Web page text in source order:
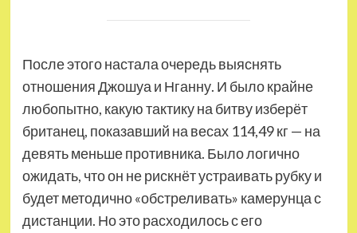
После этого настала очередь выяснять
отношения Джошуа и Нганну. И было крайне
любопытно, какую тактику на битву изберёт
британец, показавший на весах 114,49 кг — на
девять меньше противника. Было логично
ожидать, что он не рискнёт устраивать рубку и
будет методично «обстреливать» камерунца с
дистанции. Но это расходилось с его